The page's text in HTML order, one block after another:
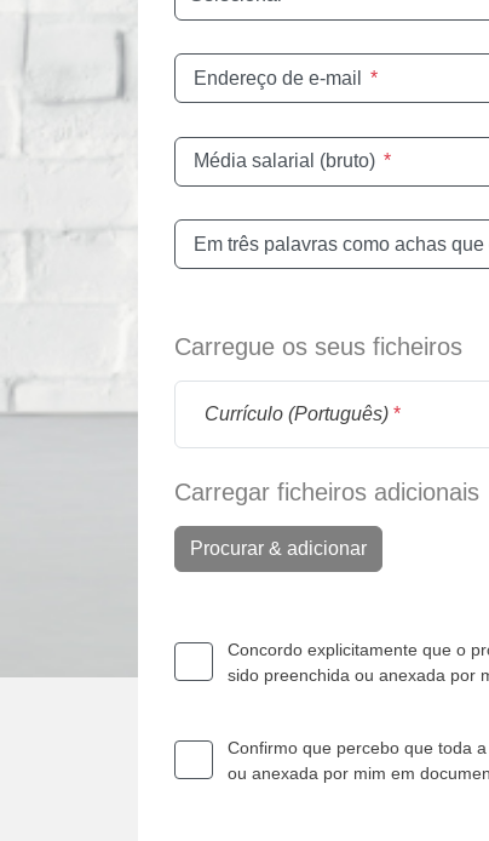
Endereço de e-mail *
Média salarial (bruto) *
Em três palavras como achas
Carregue os seus ficheiros
Currículo (Português) *
Carregar ficheiros adicionais
Procurar & adicionar
Concordo explicitamente que o
sido preenchida ou anexada por
Confirmo que percebo que toda
ou anexada por mim em